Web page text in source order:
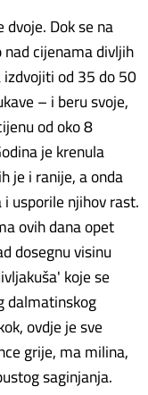
Dok se na
cijenama divljih
od 35 do 50
– i beru svoje,
od oko 8
je krenula
je i ranije, a onda
usporile njihov rast.
ovih dana opet
dosegnu visinu
koje se
dalmatinskog
ovdje je sve
grije, ma milina,
saginjanja.